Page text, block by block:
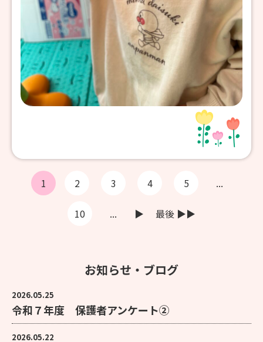
お知らせ・ブログ
2026.05.25
令和７年度 保護者アンケート②
2026.05.22
1 2 3 4 5 ...
10 ... ▶︎ 最後 ▶︎▶︎